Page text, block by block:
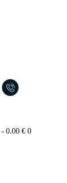
-0.00 € 0